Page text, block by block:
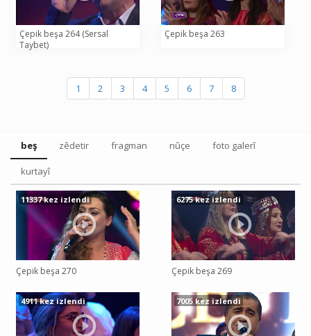
Çepik beşa 264 (Sersal
Taybet)
Çepik beşa 263
1 2 3 4 5 6 7 8
beş zêdetir fragman nûçe foto galerî
kurtayî
Çepik beşa 270
11337 kez izlendi
Çepik beşa 269
6275 kez izlendi
4911 kez izlendi 7005 kez izlendi